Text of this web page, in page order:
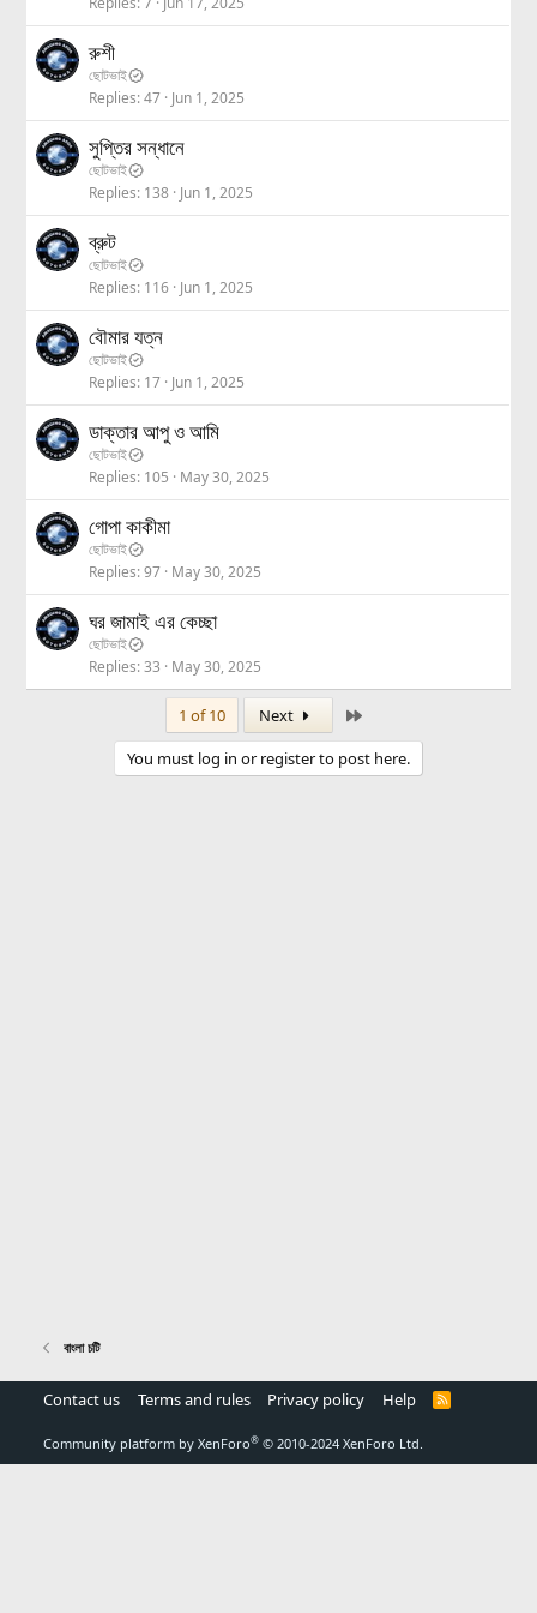
রুশী
ছোটভাই
Replies 47 Jun 1, 2025
সুপ্তির সন্ধানে
ছোটভাই
Replies 138 Jun 1, 2025
ব্রুট
ছোটভাই
Replies 116 Jun 1, 2025
বৌমার যত্ন
ছোটভাই
Replies 17 Jun 1, 2025
ডাক্তার আপু ও আমি
ছোটভাই
Replies 105 May 30, 2025
গোপা কাকীমা
ছোটভাই
Replies 97 May 30, 2025
ঘর জামাই এর কেচ্ছা
ছোটভাই
Replies 33 May 30, 2025
1 of 10 Next
You must log in or register to post here.
বাংলা চটি
Contact us Terms and rules Privacy policy Help
R
Community platform by XenForo® © 2010-2024 XenForo Ltd.